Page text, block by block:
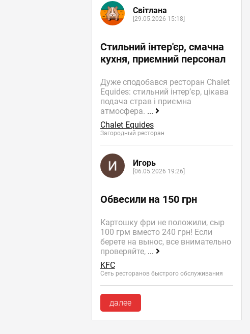
Світлана
[29.05.2026 15:18]
Стильний інтер'єр, смачна
кухня, приємний персонал
Дуже сподобався ресторан Chalet
Equides: стильний інтер’єр, цікава
подача страв і приємна
атмосфера. ...
Chalet Equides
Загородный ресторан
Игорь
[06.05.2026 19:26]
Обвесили на 150 грн
Картошку фри не положили, сыр
100 грм вместо 240 грн! Если
берете на вынос, все внимательно
проверяйте, ...
KFC
Сеть ресторанов быстрого обслуживания
далее